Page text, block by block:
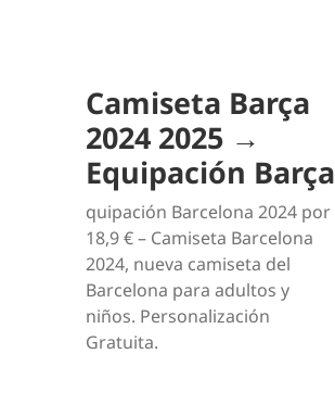
Camiseta Barça
2024 2025 →
Equipación Barça
quipación Barcelona 2024 por
18,9 € – Camiseta Barcelona
2024, nueva camiseta del
Barcelona para adultos y
niños. Personalización
Gratuita.